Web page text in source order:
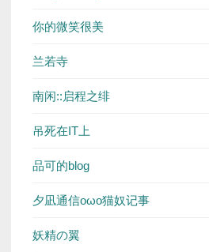
你的微笑很美
兰若寺
南闲::启程之绯
吊死在IT上
品可的blog
夕凪通信oωo猫奴记事
妖精の翼